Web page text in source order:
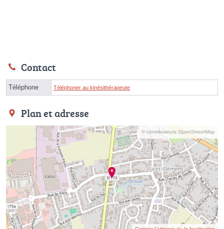
Contact
Téléphone Téléphoner au kinésithérapeute
Plan et adresse
© contributeurs OpenStreetMap